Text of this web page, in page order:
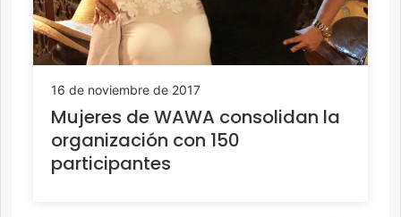
16 de noviembre de 2017
Mujeres de WAWA consolidan la
organización con 150
participantes